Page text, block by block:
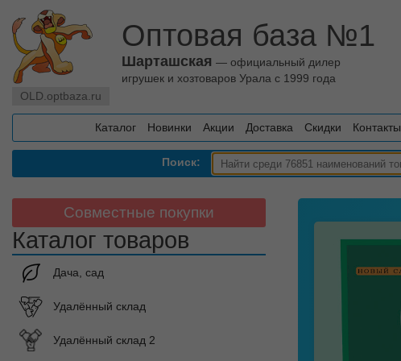
OLD.optbaza.ru
Оптовая база №1
Шарташская — официальный дилер
игрушек и хозтоваров Урала с 1999 года
Каталог Новинки Акции Доставка Скидки Контакты
Поиск:
Совместные покупки
Каталог товаров
Дача, сад
Удалённый склад
Удалённый склад 2